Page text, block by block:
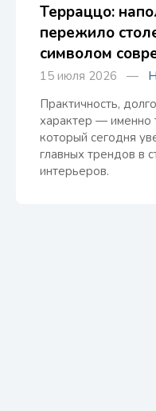
Терраццо:
пережило
символом
15 июля 2026 —
Практичность,
характер — именно
который сегодня
главных трендов в
интерьеров.